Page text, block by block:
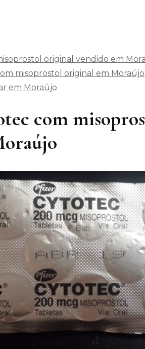
original vendido em
misoprostol original em Moraújo
em Moraújo
com